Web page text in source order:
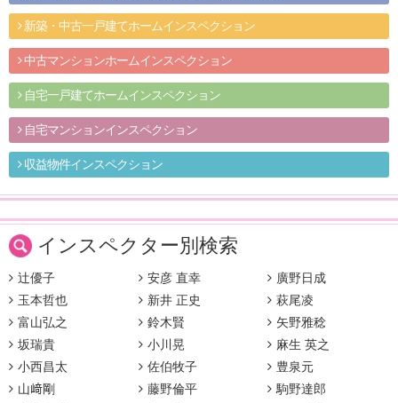
新築・中古一戸建てホームインスペクション
中古マンションホームインスペクション
自宅一戸建てホームインスペクション
自宅マンションインスペクション
収益物件インスペクション
インスペクター別検索
辻優子 安彦 直幸
廣野日成
玉本哲也
新井 正史
萩尾凌
富山弘之
鈴木賢
矢野雅稔
坂瑞貴
小川晃
麻生 英之
小西昌太
佐伯牧子
豊泉元
山﨑剛
藤野倫平
駒野達郎